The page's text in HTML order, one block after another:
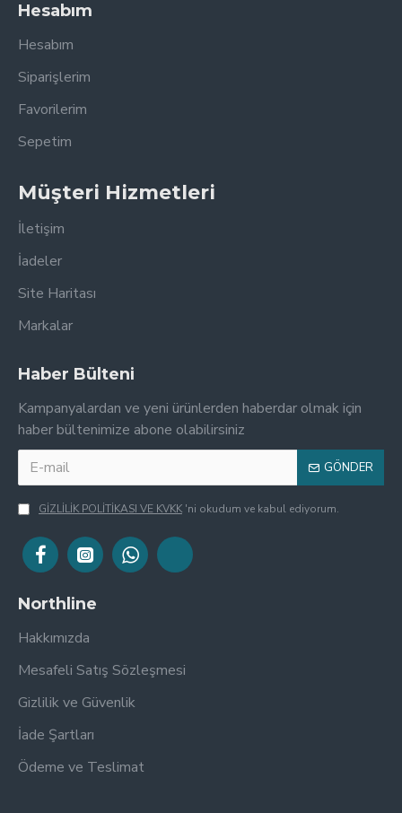
Hesabım
Hesabım
Siparişlerim
Favorilerim
Sepetim
Müşteri Hizmetleri
İletişim
İadeler
Site Haritası
Markalar
Haber Bülteni
Kampanyalardan ve yeni ürünlerden haberdar olmak için
haber bültenimize abone olabilirsiniz
GÖNDER
GİZLİLİK POLİTİKASI VE KVKK 'ni okudum ve kabul ediyorum.
Northline
Hakkımızda
Mesafeli Satış Sözleşmesi
Gizlilik ve Güvenlik
İade Şartları
Ödeme ve Teslimat